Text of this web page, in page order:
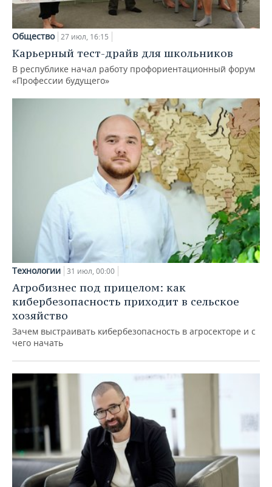
Общество 27 июл, 16:15
Карьерный тест-драйв для школьников
В республике начал работу профориентационный форум
«Профессии будущего»
Технологии 31 июл, 00:00
Агробизнес под прицелом: как
кибербезопасность приходит в сельское
хозяйство
Зачем выстраивать кибербезопасность в агросекторе и с
чего начать